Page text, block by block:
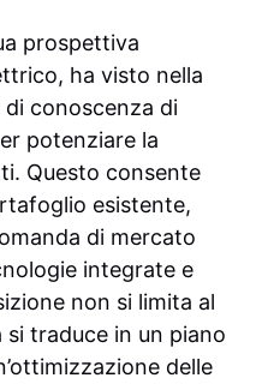
prospettiva
ha visto nella
conoscenza di
potenziare la
Questo consente
esistente,
di mercato
integrate e
non si limita al
si traduce in un piano
delle